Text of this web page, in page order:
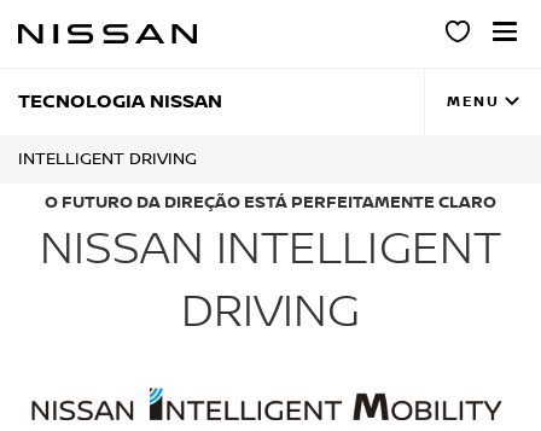
para
principal
TECNOLOGIA NISSAN MENU
INTELLIGENT DRIVING
NISSAN INTELLIGENT
DRIVING
O FUTURO DA DIREÇÃO ESTÁ PERFEITAMENTE CLARO